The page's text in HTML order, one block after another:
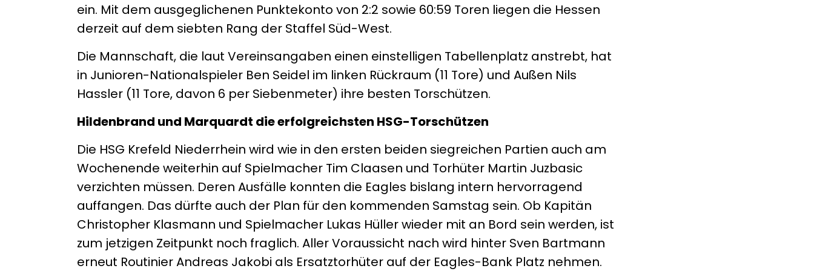
ein. Mit dem ausgeglichenen Punktekonto von 2:2 sowie 60:59 Toren liegen die Hessen
derzeit auf dem siebten Rang der Staffel Süd-West.
Die Mannschaft, die laut Vereinsangaben einen einstelligen Tabellenplatz anstrebt, hat
in Junioren-Nationalspieler Ben Seidel im linken Rückraum (11 Tore) und Außen Nils
Hassler (11 Tore, davon 6 per Siebenmeter) ihre besten Torschützen.
Hildenbrand und Marquardt die erfolgreichsten HSG-Torschützen
Die HSG Krefeld Niederrhein wird wie in den ersten beiden siegreichen Partien auch am
Wochenende weiterhin auf Spielmacher Tim Claasen und Torhüter Martin Juzbasic
verzichten müssen. Deren Ausfälle konnten die Eagles bislang intern hervorragend
auffangen. Das dürfte auch der Plan für den kommenden Samstag sein. Ob Kapitän
Christopher Klasmann und Spielmacher Lukas Hüller wieder mit an Bord sein werden, ist
zum jetzigen Zeitpunkt noch fraglich. Aller Voraussicht nach wird hinter Sven Bartmann
erneut Routinier Andreas Jakobi als Ersatztorhüter auf der Eagles-Bank Platz nehmen.